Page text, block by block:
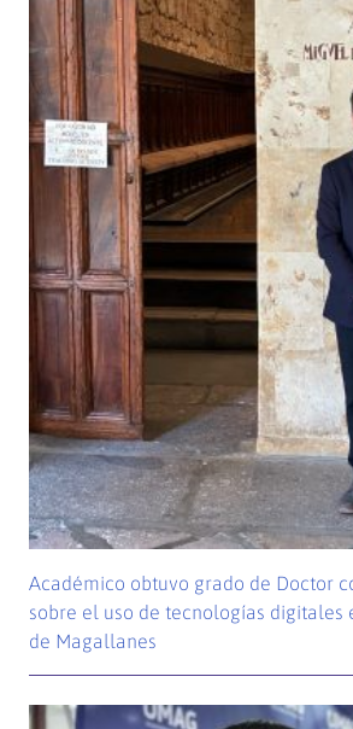
Académico obtuvo grado de Doctor
sobre el uso de tecnologías digitales
de Magallanes